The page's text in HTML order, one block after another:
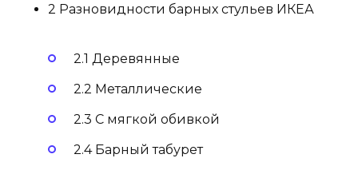
2 Разновидности барных стульев ИКЕА
2.1 Деревянные
2.2 Металлические
2.3 С мягкой обивкой
2.4 Барный табурет